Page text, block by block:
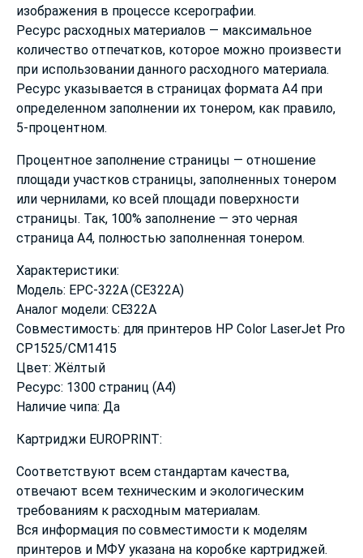
изображения в процессе ксерографии.
Ресурс расходных материалов — максимальное
количество отпечатков, которое можно произвести
при использовании данного расходного материала.
Ресурс указывается в страницах формата А4 при
определенном заполнении их тонером, как правило,
5-процентном.
Процентное заполнение страницы — отношение
площади участков страницы, заполненных тонером
или чернилами, ко всей площади поверхности
страницы. Так, 100% заполнение — это черная
страница А4, полностью заполненная тонером.
Характеристики:
Модель: EPC-322A (CE322A)
Аналог модели: CE322A
Совместимость: для принтеров HP Color LaserJet Pro
CP1525/CM1415
Цвет: Жёлтый
Ресурс: 1300 страниц (А4)
Наличие чипа: Да
Картриджи EUROPRINT:
Соответствуют всем стандартам качества,
отвечают всем техническим и экологическим
требованиям к расходным материалам.
Вся информация по совместимости к моделям
принтеров и МФУ указана на коробке картриджей.